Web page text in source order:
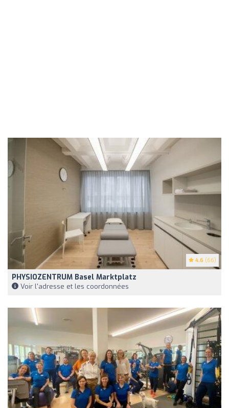
4.6 (66)
PHYSIOZENTRUM Basel Marktplatz
Voir l'adresse et les coordonnées